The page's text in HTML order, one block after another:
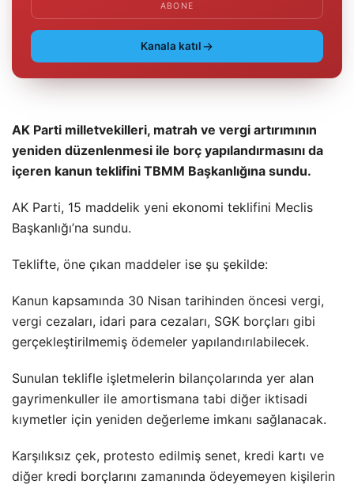
ABONE
Kanala katıl
AK Parti milletvekilleri, matrah ve vergi artırımının
yeniden düzenlenmesi ile borç yapılandırmasını da
içeren kanun teklifini TBMM Başkanlığına sundu.
AK Parti, 15 maddelik yeni ekonomi teklifini Meclis
Başkanlığı’na sundu.
Teklifte, öne çıkan maddeler ise şu şekilde:
Kanun kapsamında 30 Nisan tarihinden öncesi vergi,
vergi cezaları, idari para cezaları, SGK borçları gibi
gerçekleştirilmemiş ödemeler yapılandırılabilecek.
Sunulan teklifle işletmelerin bilançolarında yer alan
gayrimenkuller ile amortismana tabi diğer iktisadi
kıymetler için yeniden değerleme imkanı sağlanacak.
Karşılıksız çek, protesto edilmiş senet, kredi kartı ve
diğer kredi borçlarını zamanında ödeyemeyen kişilerin